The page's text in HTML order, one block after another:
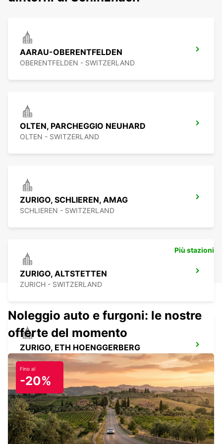
AARAU-OBERENTFELDEN
OBERENTFELDEN - SWITZERLAND
OLTEN, PARCHEGGIO NEUHARD
OLTEN - SWITZERLAND
ZURIGO, SCHLIEREN, AMAG
SCHLIEREN - SWITZERLAND
ZURIGO, ALTSTETTEN
ZURICH - SWITZERLAND
ZURIGO, ETH HOENGGERBERG
ZURICH - SWITZERLAND
ZURIGO BRUNAUPARK
ZURICH - SWITZERLAND
Più stazioni
Noleggio auto e furgoni: le nostre
offerte del momento
Fino al
-20%